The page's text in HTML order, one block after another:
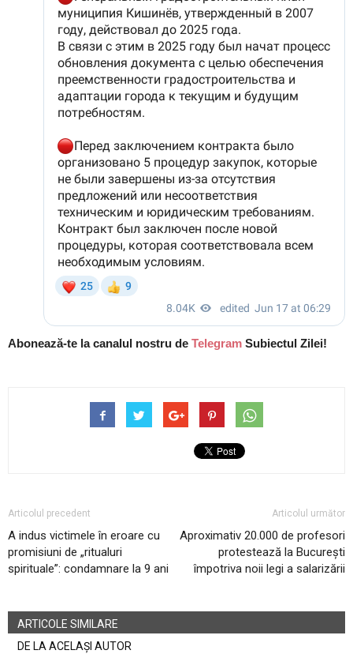
Abonează-te la canalul nostru de Telegram Subiectul Zilei!
Articolul precedent
A indus victimele în eroare cu
promisiuni de „ritualuri
spirituale”: condamnare la 9 ani
Articolul următor
Aproximativ 20.000 de profesori
protestează la București
împotriva noii legi a salarizării
ARTICOLE SIMILARE
DE LA ACELAȘI AUTOR